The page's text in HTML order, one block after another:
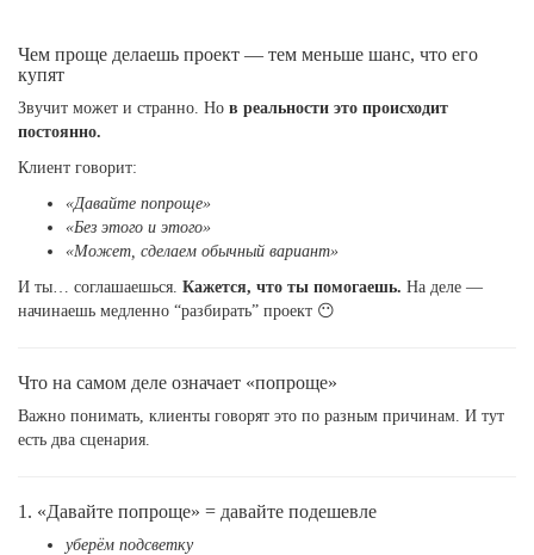
Чем проще делаешь проект — тем меньше шанс, что его
купят
Звучит может и странно. Но в реальности это происходит
постоянно.
Клиент говорит:
«Давайте попроще»
«Без этого и этого»
«Может, сделаем обычный вариант»
И ты… соглашаешься. Кажется, что ты помогаешь. На деле —
начинаешь медленно “разбирать” проект 😶
Что на самом деле означает «попроще»
Важно понимать, клиенты говорят это по разным причинам. И тут
есть два сценария.
1. «Давайте попроще» = давайте подешевле
уберём подсветку